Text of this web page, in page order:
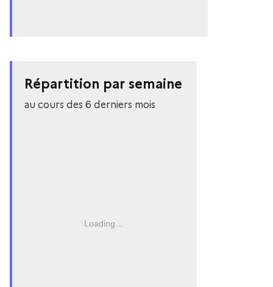
Répartition par semaine
au cours des 6 derniers mois
Loading...